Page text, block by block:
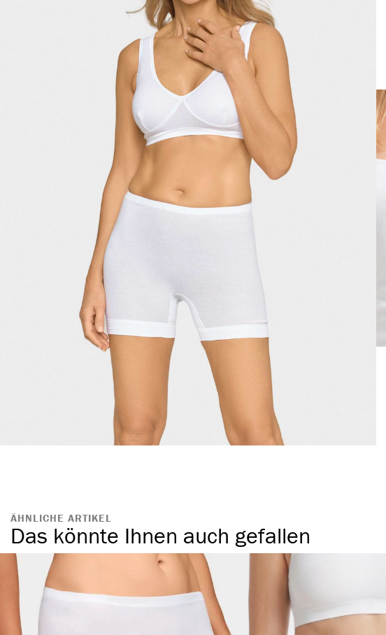
ÄHNLICHE ARTIKEL
Das könnte Ihnen auch gefallen